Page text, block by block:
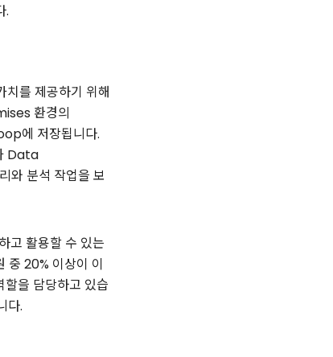
.
치를 제공하기 위해
환경의
에 저장됩니다.
Data
와 분석 작업을 보
활용할 수 있는
중 20% 이상이 이
할을 담당하고 있습
다.